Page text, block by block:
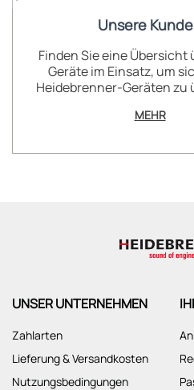
Unsere
Finden Sie eine Übersicht
Geräte im Einsatz, um
Heidebrenner-Geräten zu
MEHR
UNSER UNTERNEHMEN
Zahlarten
Lieferung & Versandkosten
Nutzungsbedingungen